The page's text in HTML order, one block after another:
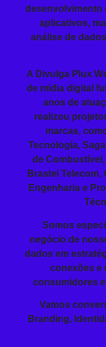
desenvolvimento
aplicativos,
análise de
A Divulga Plux
de mídia digital
anos de
realizou
marcas,
Tecnologia,
de
Brastel
Engenharia e
Somos
negócio de
dados em
conexões e
consumidores
Vamos
Branding,